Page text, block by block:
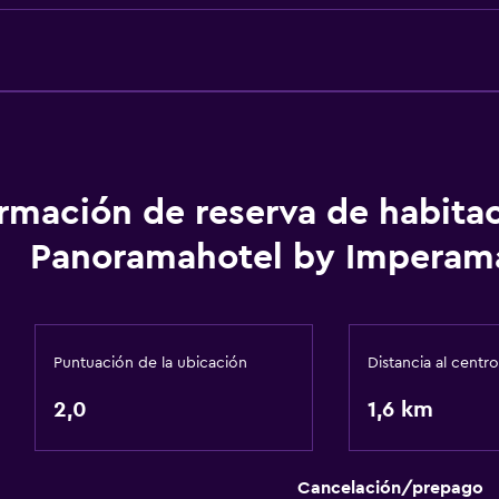
Piscina al aire libre
Comedor
de reserva de
Panoramahotel by
Puntuación de la ubicación
2,0
Distancia al centro
1,6 km
Cancelación/prepago